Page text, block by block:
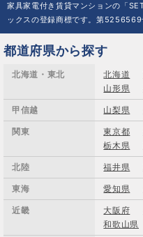
家具家電付き賃貸マンションの「
ックスの登録商標です。第5256569
都道府県から探す
北海道・東北 北海道
山形県
甲信越 山梨県
関東 東京都
栃木県
北陸 福井県
東海 愛知県
近畿 大阪府
和歌山県